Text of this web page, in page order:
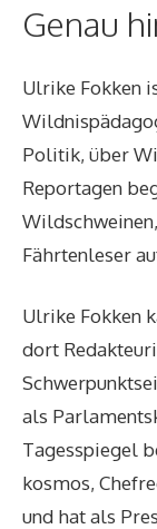
Genau
Ulrike Fokken
Politik, über
Reportagen
Fährtenleser
Ulrike Fokken
dort
als
Tagesspiegel
kosmos,
und hat als